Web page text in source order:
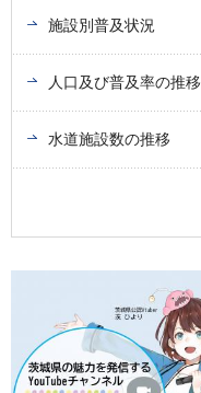
施設別普及状況
人口及び普及率の推移
水道施設数の推移